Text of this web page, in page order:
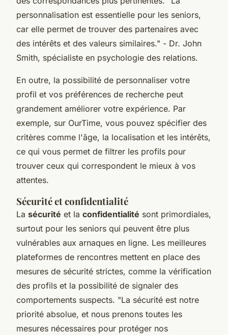
personnalisation est essentielle pour les seniors,
car elle permet de trouver des partenaires avec
des intérêts et des valeurs similaires." - Dr. John
Smith, spécialiste en psychologie des relations.
En outre, la possibilité de personnaliser votre
profil et vos préférences de recherche peut
grandement améliorer votre expérience. Par
exemple, sur OurTime, vous pouvez spécifier des
critères comme l'âge, la localisation et les intérêts,
ce qui vous permet de filtrer les profils pour
trouver ceux qui correspondent le mieux à vos
attentes.
Sécurité et confidentialité
La sécurité et la confidentialité sont primordiales,
surtout pour les seniors qui peuvent être plus
vulnérables aux arnaques en ligne. Les meilleures
plateformes de rencontres mettent en place des
mesures de sécurité strictes, comme la vérification
des profils et la possibilité de signaler des
comportements suspects. "La sécurité est notre
priorité absolue, et nous prenons toutes les
mesures nécessaires pour protéger nos